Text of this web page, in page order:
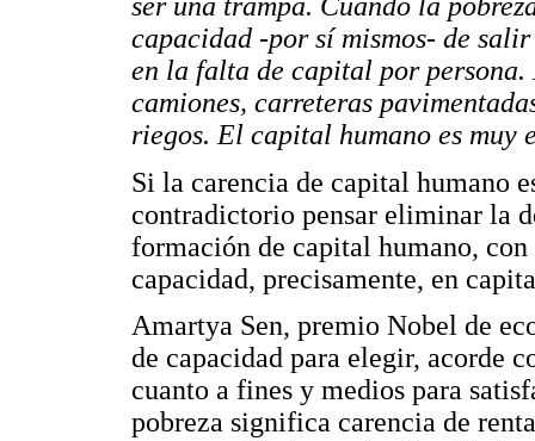
capacidad -por sí mismos- de
en la falta de capital por persona.
camiones, carreteras
riegos. El capital humano es muy
Si la carencia de capital humano
contradictorio pensar eliminar la
formación de capital humano,
capacidad, precisamente, en
Amartya Sen, premio Nobel de
de capacidad para elegir, acorde
cuanto a fines y medios para
pobreza significa carencia de